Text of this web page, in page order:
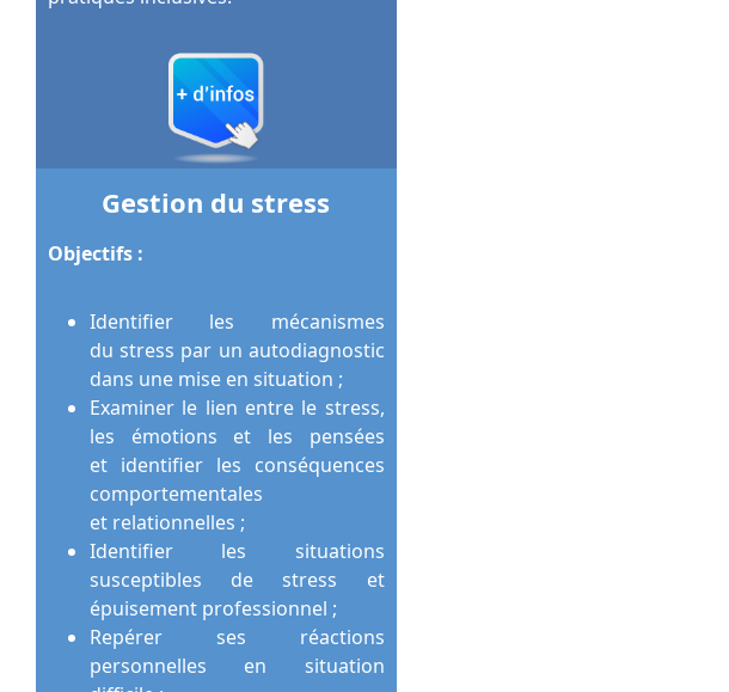
Gestion du stress
Objectifs :
Identifier les mécanismes
du stress par un autodiagnostic
dans une mise en situation ;
Examiner le lien entre le stress,
les émotions et les pensées
et identifier les conséquences
comportementales
et relationnelles ;
Identifier les situations
susceptibles de stress et
épuisement professionnel ;
Repérer ses réactions
personnelles en situation